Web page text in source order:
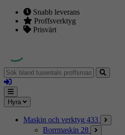
Snabb leverans
Proffsverktyg
Prisvärt
Sök
bland
tusentals
proffsmaskiner
Logga
in
Mina
sidor
Meny
Hyra
Maskin och verktyg 433
Borrmaskin 28